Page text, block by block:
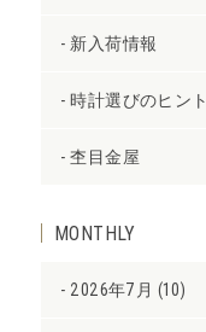
新入荷情報
時計選びのヒント
杢目金屋
MONTHLY
2026年7月 (10)